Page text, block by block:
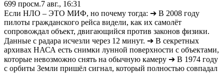
699 просм.7 авг., 16:31
Если НЛО – ЭТО МИФ, но почему тогда: ➔ В 2008 году
пилоты гражданского рейса видели, как их самолёт
сопровождал объект, двигающийся против законов физики.
Данные с радара исчезли через 12 минут. ➔ В секретных
архивах НАСА есть снимки лунной поверхности с объектами,
которые невозможно снять на обычную камеру ➔ В 1974 году
с орбиты Земли пришёл сигнал, который полностью совпадал